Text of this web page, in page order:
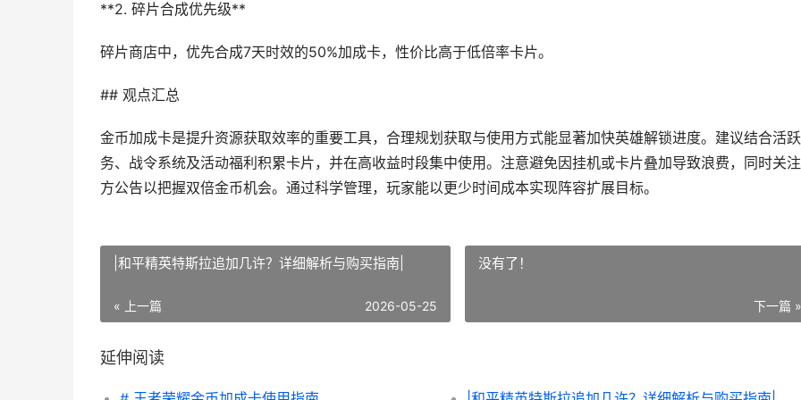
**2. 碎片合成优先级**
碎片商店中，优先合成7天时效的50%加成卡，性价比高于低倍率卡片。
## 观点汇总
金币加成卡是提升资源获取效率的重要工具，合理规划获取与使用方式能显著加快英雄解锁进度。建议结合活
务、战令系统及活动福利积累卡片，并在高收益时段集中使用。注意避免因挂机或卡片叠加导致浪费，同时关
方公告以把握双倍金币机会。通过科学管理，玩家能以更少时间成本实现阵容扩展目标。
|和平精英特斯拉追加几许？详细解析与购买指南|
« 上一篇 2026-05-25
没有了！
下一篇 »
延伸阅读